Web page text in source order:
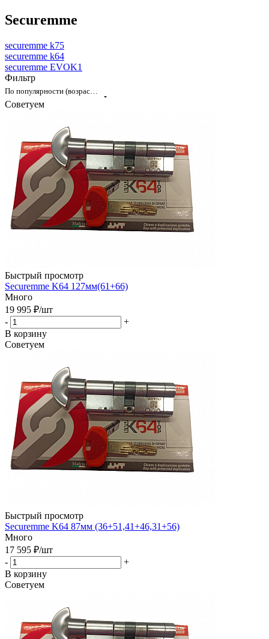
Securemme
securemme k75
securemme k64
securemme EVOK1
Фильтр
Советуем
Быстрый просмотр
Securemme K64 127мм(61+66)
Много
19 995 ₽/шт
-
+
В корзину
Советуем
Быстрый просмотр
Securemme K64 87мм (36+51,41+46,31+56)
Много
17 595 ₽/шт
-
+
В корзину
Советуем